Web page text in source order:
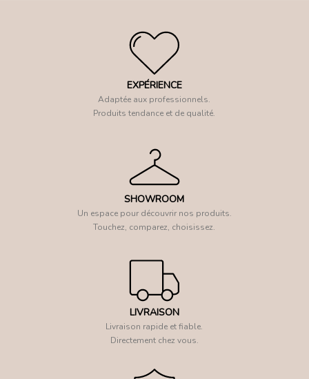
EXPÉRIENCE
Adaptée aux professionnels.
Produits tendance et de qualité.
SHOWROOM
Un espace pour découvrir nos produits.
Touchez, comparez, choisissez.
LIVRAISON
Livraison rapide et fiable.
Directement chez vous.